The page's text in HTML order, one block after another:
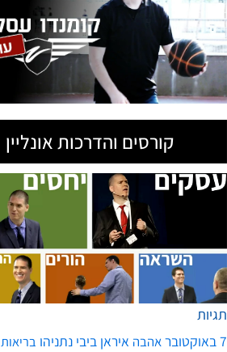
קורסים והדרכות אונליין
תגיות
7 באוקטובר
אהבה איראן ביבי נתניהו בריאות